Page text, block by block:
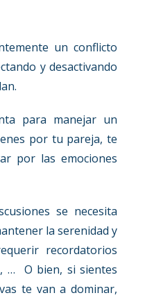
un conflicto
y desactivando
para manejar un
por tu pareja, te
por las emociones
se necesita
la serenidad y
recordatorios
… O bien, si sientes
te van a dominar,